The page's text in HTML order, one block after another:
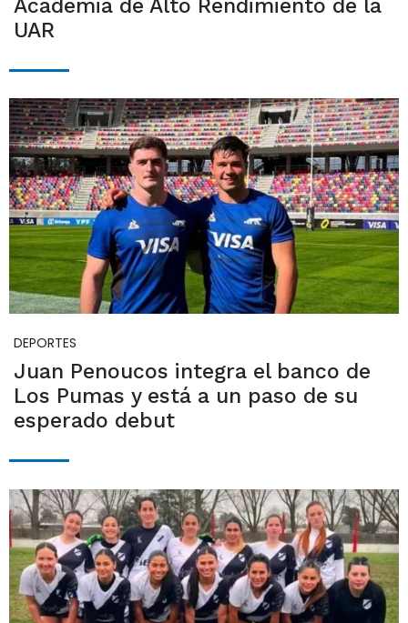
Academia de Alto Rendimiento de la
UAR
DEPORTES
Juan Penoucos integra el banco de
Los Pumas y está a un paso de su
esperado debut